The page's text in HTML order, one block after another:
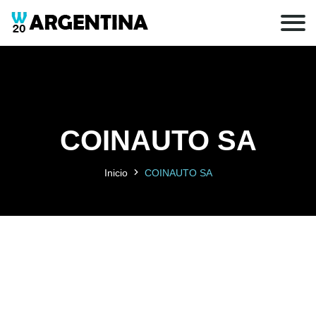
COINAUTO SA
Inicio COINAUTO SA